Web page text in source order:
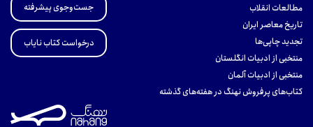
مطالعات انقلاب
تاریخ معاصر ایران
تجدید چاپی‌ها
منتخبی از ادبیات انگلستان
منتخبی از ادبیات آلمان
کتاب‌های پرفروش نهنگ در هفته‌های گذشته
جست‌وجوی پیشرفته
درخواست کتاب نایاب